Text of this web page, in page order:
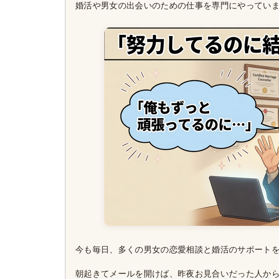
婚活や男女の出会いのための仕事を専門にやっていま
今も毎日、多くの男女の恋愛相談と婚活のサポートを
朝起きてメールを開けば、昨夜お見合いだった人か